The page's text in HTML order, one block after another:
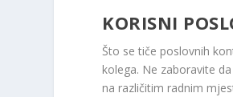
KORISNI
Što se tiče poslovnih
kolega. Ne zaboravite
na različitim radnim